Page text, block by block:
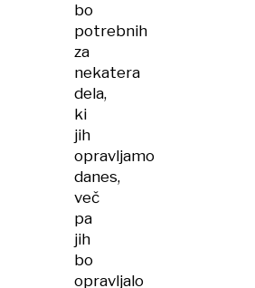
bo
potrebnih
za
nekatera
dela,
ki
jih
opravljamo
danes,
več
pa
jih
bo
opravljalo